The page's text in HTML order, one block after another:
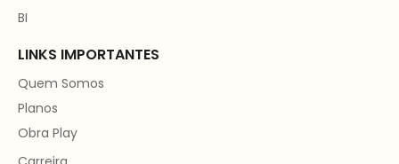
BI
LINKS IMPORTANTES
Quem Somos
Planos
Obra Play